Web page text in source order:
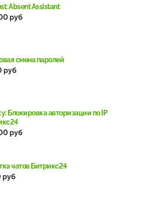
Absent Assistant
руб
смена паролей
руб
Блокировка авторизации по IP
руб
чатов Битрикс24
руб